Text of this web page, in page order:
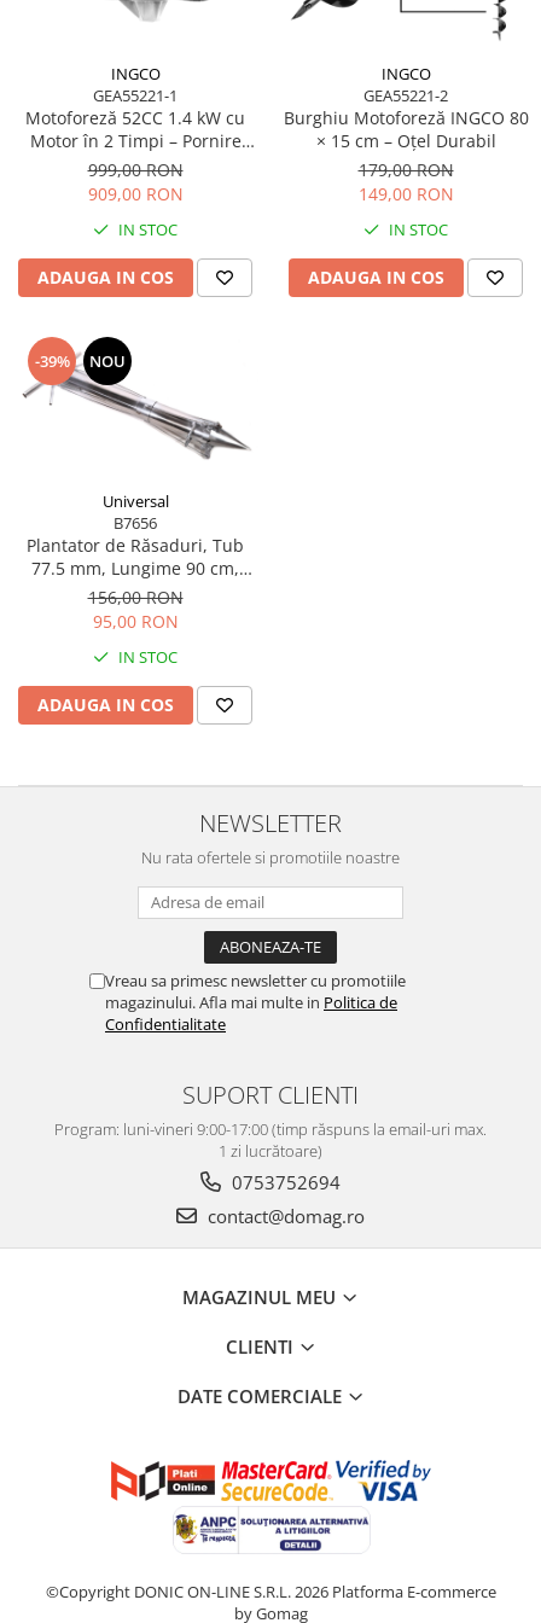
Mașini de șlefuit
Măști de sudură
Nivele cu bulă
Nivelă laser
Picamere
Drujbă
Accesorii pentru drujbă
Echipamente de protecție
Foarfece tablă
Foarfeci Grădină
Grătare Electrice
Grătare și accesorii
Instalații sanitare
Lampi
Mașină de tocat carne
Oale și vase de gătit
Perne
Pistol pentru vopsit
Pompă, hidrofor
Hidrofoare
Presostate/Regulatoare de
presiune
Rindele electrice
Accesorii pentru polizor
Accesorii scule electrice
Fierastrau sabie
Fierăstrău circular
Motoare electrice
Seturi aparate electrice
Testere electrice
Vibratoare pentru beton
Briceag multifuncțional
Dălți pentru Lemn
Scule pentru grădină
INGCO
GEA55221-1
Motoforeză 52CC 1.4 kW cu
Motor în 2 Timpi – Pornire
Ușoară
999,00 RON
909,00 RON
IN STOC
ADAUGA IN COS
INGCO
GEA55221-2
Burghiu Motoforeză INGCO 80
× 15 cm – Oțel Durabil
179,00 RON
149,00 RON
IN STOC
ADAUGA IN COS
-39% NOU
Universal
B7656
Plantator de Răsaduri, Tub
77.5 mm, Lungime 90 cm,
Tablă 0.9 mm
156,00 RON
95,00 RON
IN STOC
ADAUGA IN COS
NEWSLETTER
Nu rata ofertele si promotiile noastre
Vreau sa primesc newsletter cu promotiile
magazinului. Afla mai multe in Politica de
Confidentialitate
SUPORT CLIENTI
Program: luni-vineri 9:00-17:00 (timp răspuns la email-uri max.
1 zi lucrătoare)
0753752694
contact@domag.ro
MAGAZINUL MEU
CLIENTI
DATE COMERCIALE
©Copyright DONIC ON-LINE S.R.L. 2026 Platforma E-commerce
by Gomag